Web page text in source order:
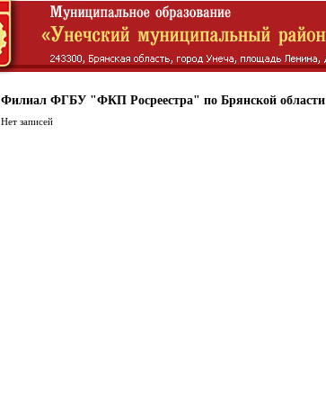
Филиал ФГБУ "ФКП Росреестра" по Брянской области
Нет записей